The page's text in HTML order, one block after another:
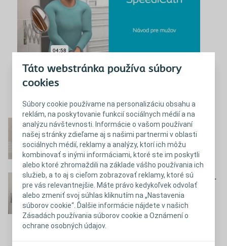
Táto webstránka používa súbory
cookies
Súbory cookie používame na personalizáciu obsahu a
reklám, na poskytovanie funkcií sociálnych médií a na
analýzu návštevnosti. Informácie o vašom používaní
našej stránky zdieľame aj s našimi partnermi v oblasti
sociálnych médií, reklamy a analýzy, ktorí ich môžu
kombinovať s inými informáciami, ktoré ste im poskytli
alebo ktoré zhromaždili na základe vášho používania ich
služieb, a to aj s cieľom zobrazovať reklamy, ktoré sú
pre vás relevantnejšie. Máte právo kedykoľvek odvolať
alebo zmeniť svoj súhlas kliknutím na „Nastavenia
súborov cookie“. Ďalšie informácie nájdete v našich
Zásadách používania súborov cookie a Oznámení o
ochrane osobných údajov.
Zatvoriť
2. SpeediCath - Návod
pre ženy
Pozrieť video
3. SpeediCath Compact -
Návod pre mužov
Pozrieť video